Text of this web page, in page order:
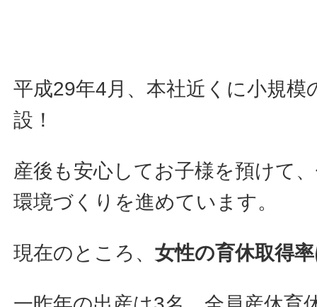
平成29年4月、本社近くに小規模
設！
産後も安心してお子様を預けて
環境づくりを進めています。
現在のところ、女性の育休取得